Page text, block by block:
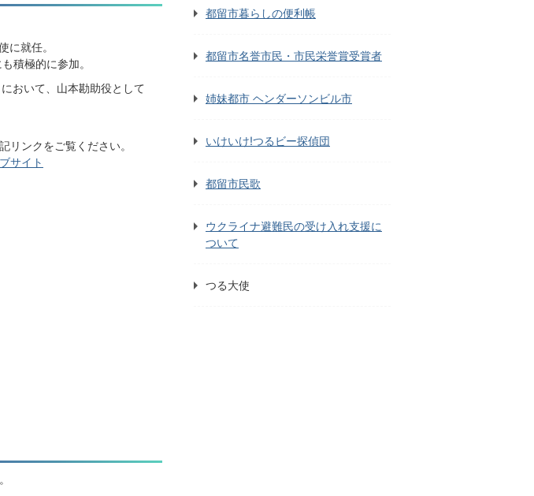
に就任。
積極的に参加。
おいて、山本勘助役として
リンクをご覧ください。
サイト
都留市暮らしの便利帳
都留市名誉市民・市民栄誉賞受賞者
姉妹都市 ヘンダーソンビル市
いけいけ!つるビー探偵団
都留市民歌
ウクライナ避難民の受け入れ支援に
ついて
つる大使